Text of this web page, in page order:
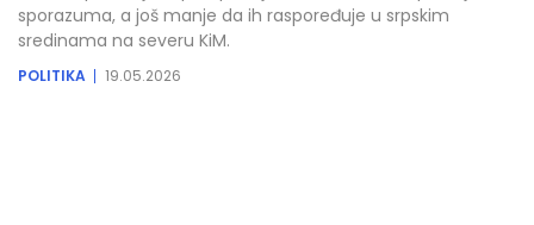
sporazuma, a još manje da ih raspoređuje u srpskim
sredinama na severu KiM.
POLITIKA 19.05.2026